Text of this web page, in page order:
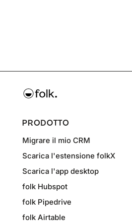
PRODOTTO
Migrare il mio CRM
Scarica l'estensione folkX
Scarica l'app desktop
folk Hubspot
folk Pipedrive
folk Airtable